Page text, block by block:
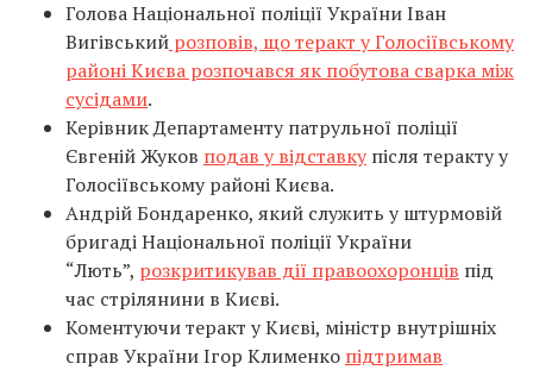
Голова Національної поліції України Іван
Вигівський розповів, що теракт у Голосіївському
районі Києва розпочався як побутова сварка між
сусідами.
Керівник Департаменту патрульної поліції
Євгеній Жуков подав у відставку після теракту у
Голосіївському районі Києва.
Андрій Бондаренко, який служить у штурмовій
бригаді Національної поліції України
“Лють”, розкритикував дії правоохоронців під
час стрілянини в Києві.
Коментуючи теракт у Києві, міністр внутрішніх
справ України Ігор Клименко підтримав